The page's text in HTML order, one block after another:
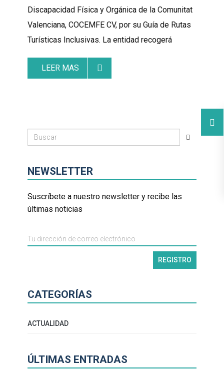
Discapacidad Física y Orgánica de la Comunitat
Valenciana, COCEMFE CV, por su Guía de Rutas
Turísticas Inclusivas. La entidad recogerá
LEER MAS
NEWSLETTER
Suscríbete a nuestro newsletter y recibe las
últimas noticias
CATEGORÍAS
ACTUALIDAD
ÚLTIMAS ENTRADAS